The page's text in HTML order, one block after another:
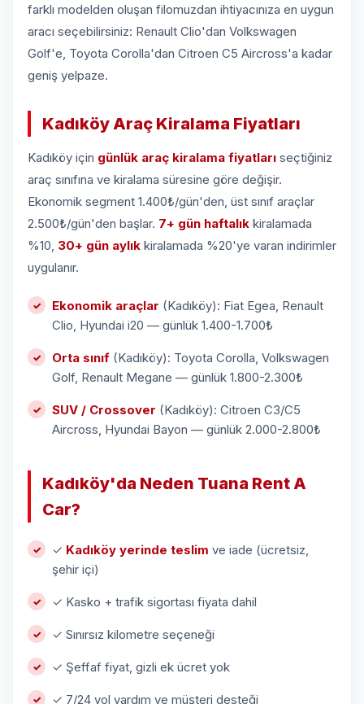
farklı modelden oluşan filomuzdan ihtiyacınıza en uygun
aracı seçebilirsiniz: Renault Clio'dan Volkswagen
Golf'e, Toyota Corolla'dan Citroen C5 Aircross'a kadar
geniş yelpaze.
Kadıköy Araç Kiralama Fiyatları
Kadıköy için günlük araç kiralama fiyatları seçtiğiniz
araç sınıfına ve kiralama süresine göre değişir.
Ekonomik segment 1.400₺/gün'den, üst sınıf araçlar
2.500₺/gün'den başlar. 7+ gün haftalık kiralamada
%10, 30+ gün aylık kiralamada %20'ye varan indirimler
uygulanır.
Ekonomik araçlar (Kadıköy): Fiat Egea, Renault
Clio, Hyundai i20 — günlük 1.400-1.700₺
Orta sınıf (Kadıköy): Toyota Corolla, Volkswagen
Golf, Renault Megane — günlük 1.800-2.300₺
SUV / Crossover (Kadıköy): Citroen C3/C5
Aircross, Hyundai Bayon — günlük 2.000-2.800₺
Kadıköy'da Neden Tuana Rent A
Car?
✓ Kadıköy yerinde teslim ve iade (ücretsiz,
şehir içi)
✓ Kasko + trafik sigortası fiyata dahil
✓ Sınırsız kilometre seçeneği
✓ Şeffaf fiyat, gizli ek ücret yok
✓ 7/24 yol yardım ve müşteri desteği